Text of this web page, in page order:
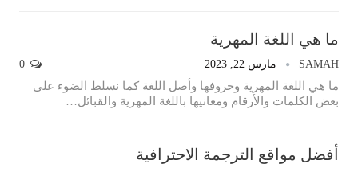
ما هي اللغة المهرية
SAMAH مارس 22, 2023
ما هي اللغة المهرية وحروفها وأصل اللغة كما نسلط الضوء على
بعض الكلمات والأرقام ومعانيها باللغة المهرية والقبائل…
أفضل مواقع الترجمة الاحترافية